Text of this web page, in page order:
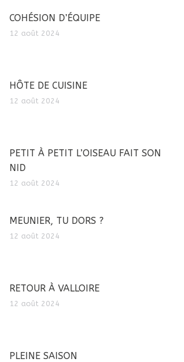
COHÉSION D’ÉQUIPE
12 août 2024
HÔTE DE CUISINE
12 août 2024
PETIT À PETIT L’OISEAU FAIT SON
NID
12 août 2024
MEUNIER, TU DORS ?
12 août 2024
RETOUR À VALLOIRE
12 août 2024
PLEINE SAISON